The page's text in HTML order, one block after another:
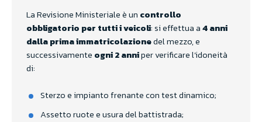
La Revisione Ministeriale è un controllo
obbligatorio per tutti i veicoli: si effettua a4 anni
dalla prima immatricolazionedel mezzo, e
successivamente ogni 2 anniper verificare l’idoneità
di:
Sterzo e impianto frenante con test dinamico;
Assetto ruote e usura del battistrada;